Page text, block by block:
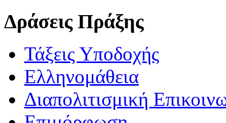
Δράσεις Πράξης
Τάξεις Υποδοχής
Ελληνομάθεια
Διαπολιτισμική